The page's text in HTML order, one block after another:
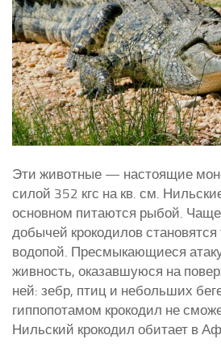
Эти животные — настоящие
силой 352 кгс на кв. см.
основном питаются рыбой. Чаще
добычей крокодилов
водопой. Пресмыкающиеся
живность, оказавшуюся на
ней: зебр, птиц и небольших
гиппопотамом крокодил не
Нильский крокодил обитает в